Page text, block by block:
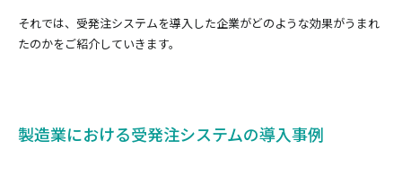
それでは、受発注システムを導入した企業がどのような効果がうまれ
たのかをご紹介していきます。
製造業における受発注システムの導入事例